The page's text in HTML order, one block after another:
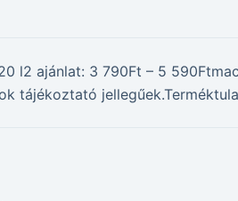
l2 ajánlat: 3 790Ft – 5
tájékoztató